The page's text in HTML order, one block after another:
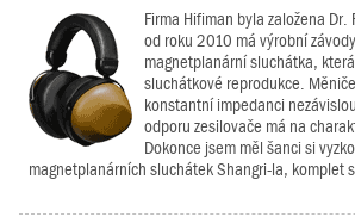
Firma Hifiman byla založena Dr.
od roku 2010 má výrobní
magnetplanární sluchátka,
sluchátkové reprodukce.
konstantní impedanci
odporu zesilovače má na
Dokonce jsem měl šanci si
magnetplanárních sluchátek Shangri-la, komplet